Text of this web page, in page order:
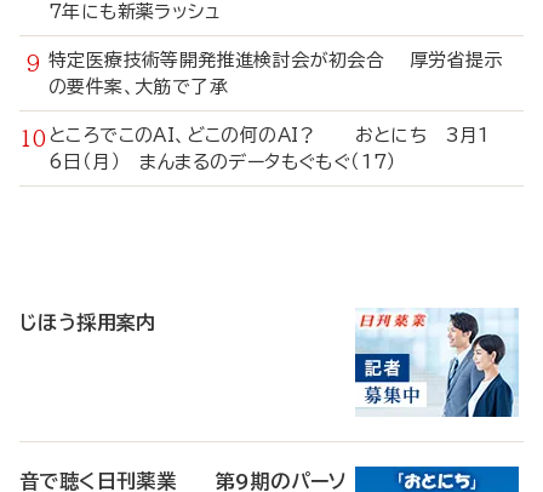
7年にも新薬ラッシュ
特定医療技術等開発推進検討会が初会合 厚労省提示
の要件案、大筋で了承
ところでこのAI、どこの何のAI？ おとにち 3月1
6日（月） まんまるのデータもぐもぐ（17）
じほう採用案内
音で聴く日刊薬業 第9期のパーソ